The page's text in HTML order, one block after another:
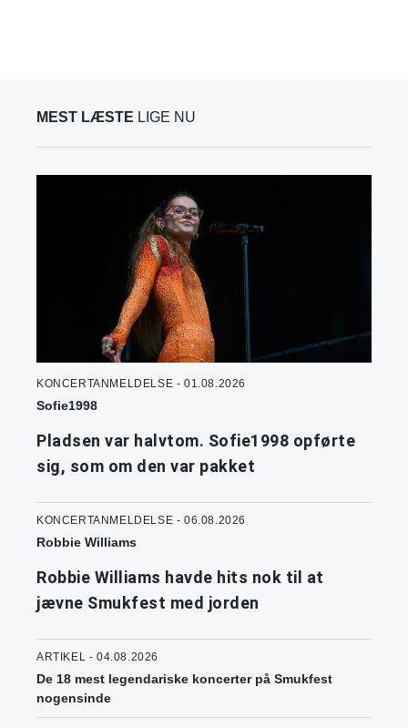
MEST LÆSTE LIGE NU
KONCERTANMELDELSE - 01.08.2026
Sofie1998
Pladsen var halvtom. Sofie1998 opførte
sig, som om den var pakket
KONCERTANMELDELSE - 06.08.2026
Robbie Williams
Robbie Williams havde hits nok til at
jævne Smukfest med jorden
ARTIKEL - 04.08.2026
De 18 mest legendariske koncerter på Smukfest
nogensinde